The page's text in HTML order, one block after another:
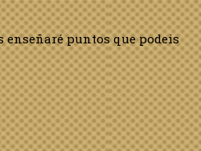
enseñaré puntos que podeis